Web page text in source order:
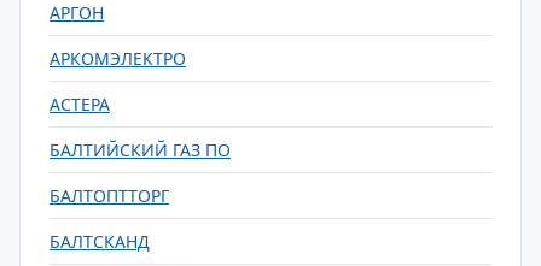
АРГОН
АРКОМЭЛЕКТРО
АСТЕРА
БАЛТИЙСКИЙ ГАЗ ПО
БАЛТОПТТОРГ
БАЛТСКАНД